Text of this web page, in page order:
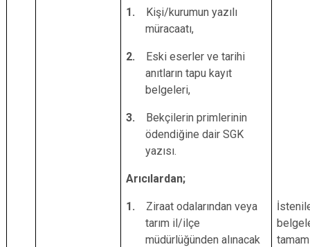
1. Kişi/kurumun yazılı
müracaatı,
2. Eski eserler ve tarihi
anıtların tapu kayıt
belgeleri,
3. Bekçilerin primlerinin
ödendiğine dair SGK
yazısı.
Arıcılardan;
1. Ziraat odalarından veya
tarım il/ilçe
müdürlüğünden alınacak